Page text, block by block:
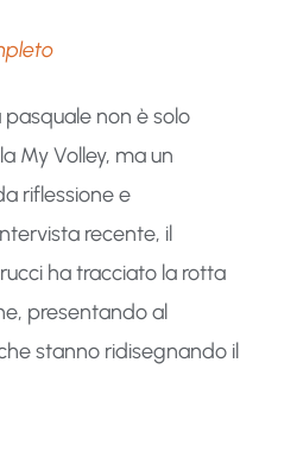
non è solo
My Volley, ma un
riflessione e
recente, il
ha tracciato la rotta
presentando al
stanno ridisegnando il